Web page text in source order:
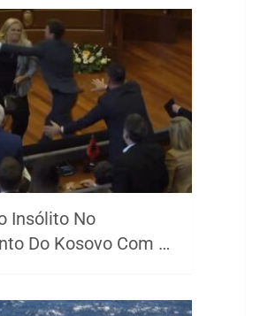
Insólito No
Do Kosovo Com …